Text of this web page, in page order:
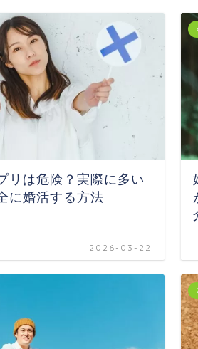
リは危険？実際に多い
に婚活する方法
2026-03-22